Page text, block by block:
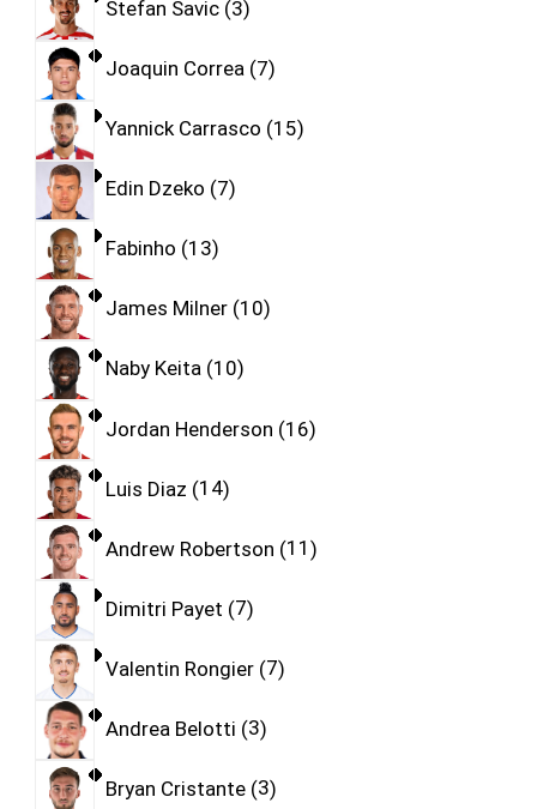
Stefan Savic 3
Joaquin Correa 7
Yannick Carrasco 15
Edin Dzeko 7
Fabinho 13
James Milner 10
Naby Keita 10
Jordan Henderson 16
Luis Diaz 14
Andrew Robertson 11
Dimitri Payet 7
Valentin Rongier 7
Andrea Belotti 3
Bryan Cristante 3